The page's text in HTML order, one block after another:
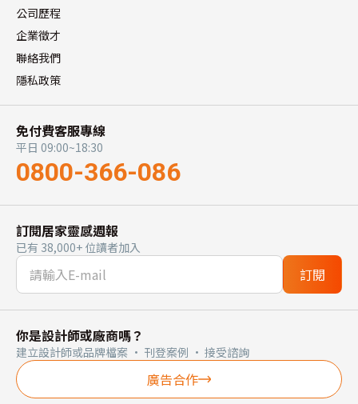
公司歷程
企業徵才
聯絡我們
隱私政策
免付費客服專線
平日 09:00~18:30
0800-366-086
訂閱居家靈感週報
已有 38,000+ 位讀者加入
訂閱
你是設計師或廠商嗎？
建立設計師或品牌檔案 · 刊登案例 · 接受諮詢
廣告合作